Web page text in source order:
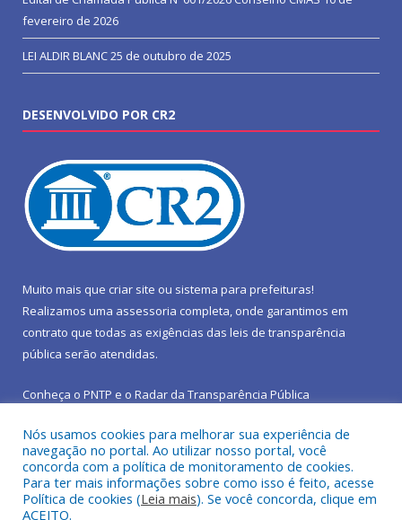
fevereiro de 2026
LEI ALDIR BLANC25 de outubro de 2025
DESENVOLVIDO POR CR2
Muito mais que criar site ou sistema para prefeituras!
Realizamos uma assessoria completa, onde garantimos em
contrato que todas as exigências das leis de transparência
pública serão atendidas.
Conheça o PNTP e o Radar da Transparência Pública
Todos os direitos reservados a Prefeitura Municipal de São João
do Araguaia.
Nós usamos cookies para melhorar sua experiência de
navegação no portal. Ao utilizar nosso portal, você
concorda com a política de monitoramento de cookies.
Para ter mais informações sobre como isso é feito, acesse
Política de cookies (Leia mais). Se você concorda, clique em
ACEITO.